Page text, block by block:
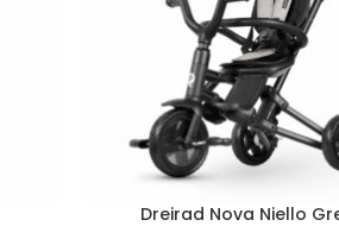
Dreirad Nova Niello